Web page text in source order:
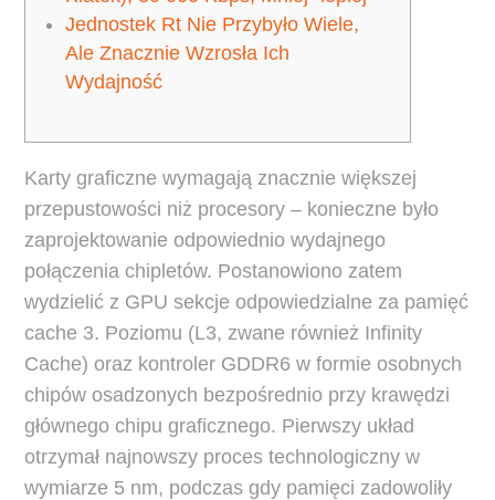
Jednostek Rt Nie Przybyło Wiele,
Ale Znacznie Wzrosła Ich
Wydajność
Karty graficzne wymagają znacznie większej
przepustowości niż procesory – konieczne było
zaprojektowanie odpowiednio wydajnego
połączenia chipletów. Postanowiono zatem
wydzielić z GPU sekcje odpowiedzialne za pamięć
cache 3. Poziomu (L3, zwane również Infinity
Cache) oraz kontroler GDDR6 w formie osobnych
chipów osadzonych bezpośrednio przy krawędzi
głównego chipu graficznego. Pierwszy układ
otrzymał najnowszy proces technologiczny w
wymiarze 5 nm, podczas gdy pamięci zadowoliły